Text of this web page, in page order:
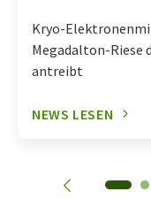
Kryo-
Megadalton-Riese
antreibt
NEWS LESEN